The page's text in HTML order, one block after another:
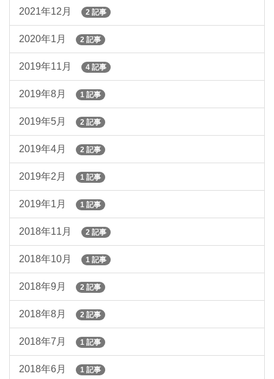
2021年12月 2 記事
2020年1月 2 記事
2019年11月 4 記事
2019年8月 1 記事
2019年5月 2 記事
2019年4月 2 記事
2019年2月 1 記事
2019年1月 1 記事
2018年11月 2 記事
2018年10月 1 記事
2018年9月 2 記事
2018年8月 2 記事
2018年7月 1 記事
2018年6月 1 記事